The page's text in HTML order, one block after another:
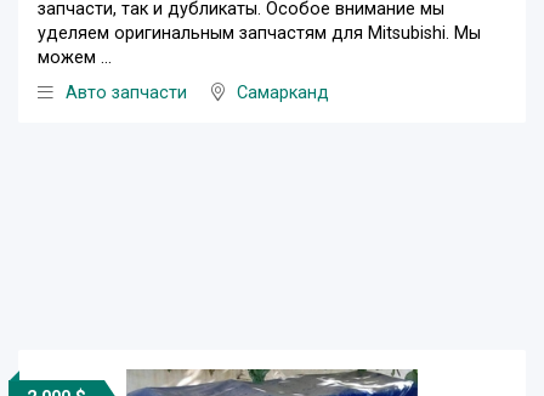
запчасти, так и дубликаты. Особое внимание мы
уделяем оригинальным запчастям для Mitsubishi. Мы
можем ...
Авто запчасти
Самарканд